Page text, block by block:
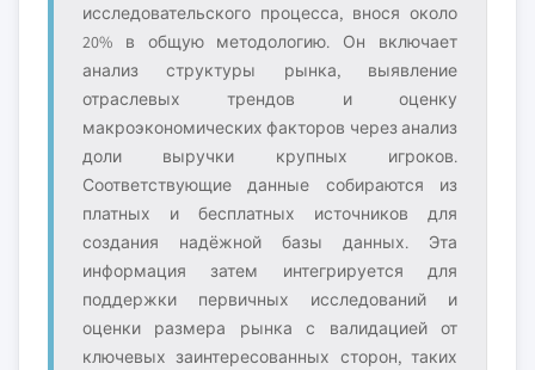
исследовательского процесса, внося около
20% в общую методологию. Он включает
анализ структуры рынка, выявление
отраслевых трендов и оценку
макроэкономических факторов через анализ
доли выручки крупных игроков.
Соответствующие данные собираются из
платных и бесплатных источников для
создания надёжной базы данных. Эта
информация затем интегрируется для
поддержки первичных исследований и
оценки размера рынка с валидацией от
ключевых заинтересованных сторон, таких